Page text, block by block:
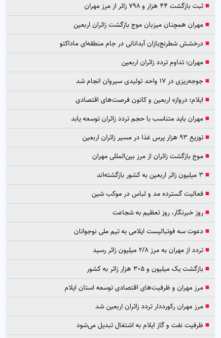
■ثبت بازگشت ۴۴ هزار و ۷۹۸ زائر از مرز مهران
■مهران همچنان میزبان موج بازگشت زائران اربعین
■درخشش شطرنج‌بازان آبدانانی در جام منطقه‌ای ماداکتو
■مهران؛ تداوم تردد زائران اربعین
■جوجه‌ریزی در ۱۷ واحد تولیدی سیروان انجام شد
■ ایلام؛ دروازه اربعین و کانون فرصت‌های اقتصادی
■مهران باید متناسب با حجم تردد زائران توسعه یابد
■توزیع ۹۳ هزار پرس غذا در مسیر زائران اربعین
■موج بازگشت زائران از مرز بین‌المللی مهران
■۳ میلیون زائر اربعین به کشور بازگشته‌اند
■فعالیت گسترده مد و لباس در موکب شین
■روز خبرنگار، روز تعظیم به شجاعت
■دعوت سه فوتبالیست ایلامی به تیم ملی نوجوانان
■تردد از مهران به مرز ۲/۸ میلیون زائر رسید
■بازگشت یک میلیون و ۳۰۵ هزار زائر به کشور
■مرز مهران و ظرفیت‌های اقتصادی توسعه استان ایلام
■مرز مهران رکورددار تردد زائران اربعین شد
■ظرفیت نفت و گاز ایلام به اشتغال تبدیل می‌شود